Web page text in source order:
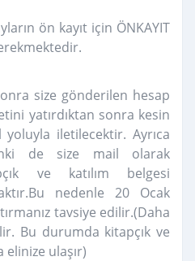
ön kayıt için ÖNKAYIT
size gönderilen hesap
yatırdıktan sonra kesin
yoluyla iletilecektir. Ayrıca
de size mail olarak
ve katılım belgesi
nedenle 20 Ocak
tavsiye edilir.(Daha
Bu durumda kitapçık ve
elinize ulaşır)